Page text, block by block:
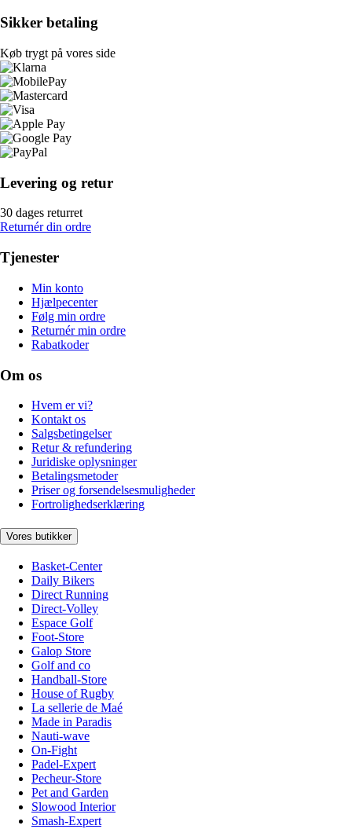
Sikker betaling
Køb trygt på vores side
Levering og retur
30 dages returret
Returnér din ordre
Tjenester
Min konto
Hjælpecenter
Følg min ordre
Returnér min ordre
Rabatkoder
Om os
Hvem er vi?
Kontakt os
Salgsbetingelser
Retur & refundering
Juridiske oplysninger
Betalingsmetoder
Priser og forsendelsesmuligheder
Fortrolighedserklæring
Vores butikker
Basket-Center
Daily Bikers
Direct Running
Direct-Volley
Espace Golf
Foot-Store
Galop Store
Golf and co
Handball-Store
House of Rugby
La sellerie de Maé
Made in Paradis
Nauti-wave
On-Fight
Padel-Expert
Pecheur-Store
Pet and Garden
Slowood Interior
Smash-Expert